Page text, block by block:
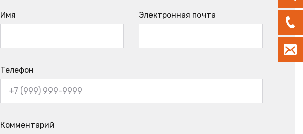
Имя Электронная почта
Телефон
Комментарий